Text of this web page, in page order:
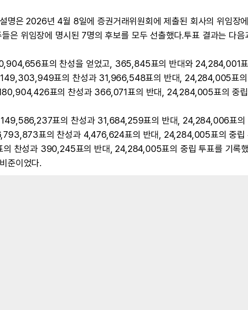
명은 2026년 4월 8일에 증권거래위원회에 제출된 회사의 위임장
은 위임장에 명시된 7명의 후보를 모두 선출했다.투표 결과는 다음
표의 찬성을 얻었고, 365,845표의 반대와 24,284,001표
표의 찬성과 31,966,548표의 반대, 24,284,005표의
표의 찬성과 366,071표의 반대, 24,284,005표의 중립
표의 찬성과 31,684,259표의 반대, 24,284,006표의
표의 찬성과 4,476,624표의 반대, 24,284,005표의 중립
찬성과 390,245표의 반대, 24,284,005표의 중립 투표를 기록했
준이었다.